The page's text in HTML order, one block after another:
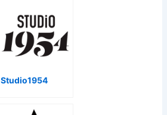
Studio1954